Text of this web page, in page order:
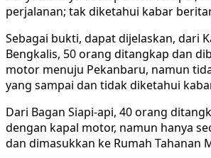
perjalanan; tak diketahui kabar
Sebagai bukti, dapat dijelaskan, dari
Bengkalis, 50 orang ditangkap dan
motor menuju Pekanbaru, namun
yang sampai dan tidak diketahui
Dari Bagan Siapi-api, 40 orang
dengan kapal motor, namun hanya
dan dimasukkan ke Rumah Tahanan